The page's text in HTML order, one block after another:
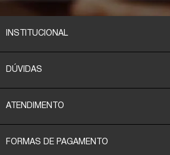
INSTITUCIONAL
DÚVIDAS
ATENDIMENTO
FORMAS DE PAGAMENTO